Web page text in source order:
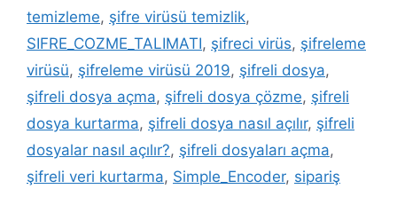
temizleme, şifre virüsü temizlik,
SIFRE_COZME_TALIMATI, şifreci virüs, şifreleme
virüsü, şifreleme virüsü 2019, şifreli dosya,
şifreli dosya açma, şifreli dosya çözme, şifreli
dosya kurtarma, şifreli dosya nasıl açılır, şifreli
dosyalar nasıl açılır?, şifreli dosyaları açma,
şifreli veri kurtarma, Simple_Encoder, sipariş